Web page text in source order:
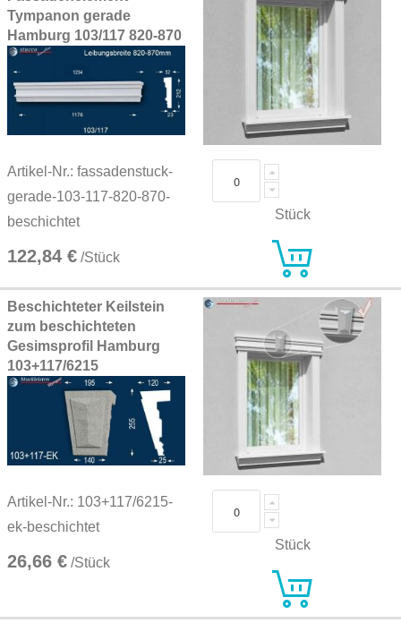
items
Tympanon gerade
Hamburg 103/117 820-870
Artikel-Nr.: fassadenstuck-
gerade-103-117-820-870-
beschichtet
122,84 € /Stück
Stück
Beschichteter Keilstein
zum beschichteten
Gesimsprofil Hamburg
103+117/6215
Artikel-Nr.: 103+117/6215-
ek-beschichtet
26,66 € /Stück
Stück